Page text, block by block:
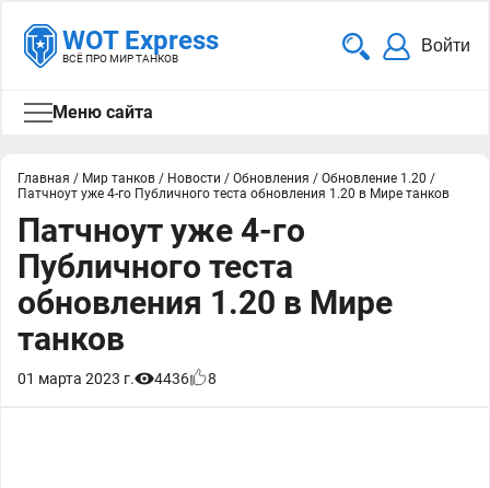
WOT Express
ВСЁ ПРО МИР ТАНКОВ
Войти
Меню сайта
Главная / Мир танков / Новости / Обновления / Обновление 1.20 /
Патчноут уже 4-го Публичного теста обновления 1.20 в Мире танков
Патчноут уже 4-го
Публичного теста
обновления 1.20 в Мире
танков
01 марта 2023 г. 4436 8